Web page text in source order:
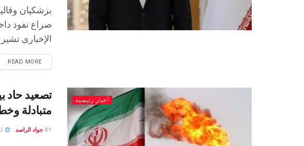
بزشكيان
صراع نفوذ
الإخبارى
READ MORE
أخبار رئيسية
تصعيد حاد
متبادلة
BY جواد الراصد